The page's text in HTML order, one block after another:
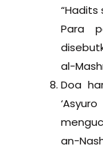
“Hadits
Para
al-
Doa
an-